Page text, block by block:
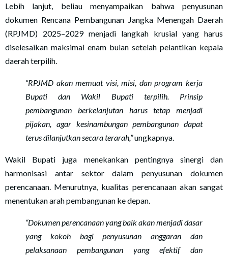
Lebih lanjut, beliau menyampaikan bahwa penyusunan
dokumen Rencana Pembangunan Jangka Menengah Daerah
(RPJMD) 2025–2029 menjadi langkah krusial yang harus
diselesaikan maksimal enam bulan setelah pelantikan kepala
daerah terpilih.
“RPJMD akan memuat visi, misi, dan program kerja
Bupati dan Wakil Bupati terpilih. Prinsip
pembangunan berkelanjutan harus tetap menjadi
pijakan, agar kesinambungan pembangunan dapat
terus dilanjutkan secara terarah,”ungkapnya.
Wakil Bupati juga menekankan pentingnya sinergi dan
harmonisasi antar sektor dalam penyusunan dokumen
perencanaan. Menurutnya, kualitas perencanaan akan sangat
menentukan arah pembangunan ke depan.
“Dokumen perencanaan yang baik akan menjadi dasar
yang kokoh bagi penyusunan anggaran dan
pelaksanaan pembangunan yang efektif dan